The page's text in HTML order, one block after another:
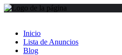
Inicio
Lista de Anuncios
Blog